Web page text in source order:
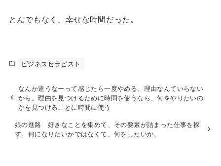
とんでもなく、幸せな時間だった。
ビジネスセラピスト
なんか違うなーって感じたら一度やめる。理由なんていらない
から。理由を見つけるために時間を使うなら、何をやりたいの
かを見つけることに時間に使う
娘の進路 好きなことを集めて、その要素が詰まった仕事を探
す。何になりたいかではなくて、何をしたいか。